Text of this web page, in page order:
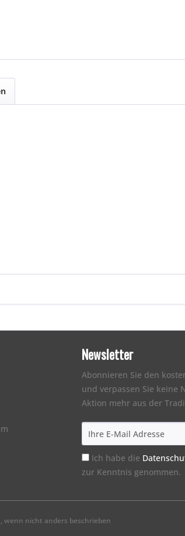
Newsletter
Abonnieren Sie den
und verpassen Sie keine
Aktion mehr aus der
Ich habe die
zur Kenntnis genommen.
wenn nicht anders beschrieben